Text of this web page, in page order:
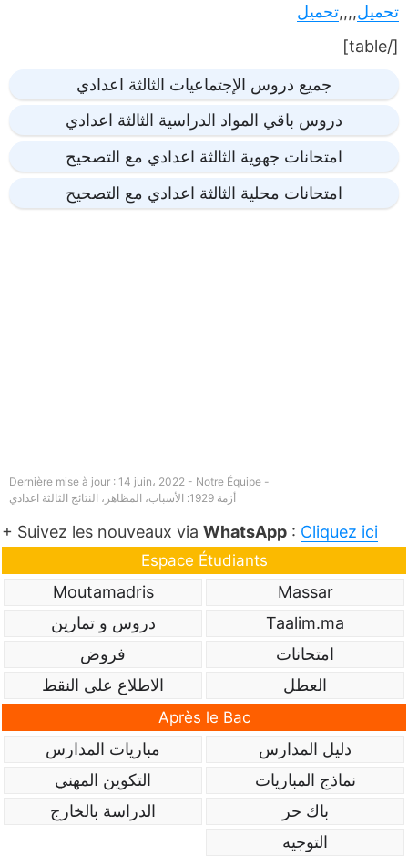
تحميل,,,,تحميل
[/table]
جميع دروس الإجتماعيات الثالثة اعدادي
دروس باقي المواد الدراسية الثالثة اعدادي
امتحانات جهوية الثالثة اعدادي مع التصحيح
امتحانات محلية الثالثة اعدادي مع التصحيح
Dernière mise à jour : 14 juin، 2022 - Notre Équipe -
أزمة 1929: الأسباب، المظاهر، النتائج الثالثة اعدادي
+ Suivez les nouveaux via WhatsApp : Cliquez ici
Espace Étudiants
Massar
Moutamadris
Taalim.ma
دروس و تمارين
امتحانات
فروض
العطل
الاطلاع على النقط
Après le Bac
دليل المدارس
مباريات المدارس
نماذج المباريات
التكوين المهني
باك حر
الدراسة بالخارج
التوجيه